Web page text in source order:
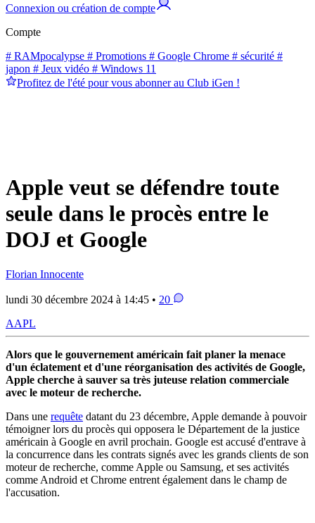
Connexion ou création de compte
Compte
# RAMpocalypse # Promotions # Google Chrome # sécurité #
japon # Jeux vidéo # Windows 11
Profitez de l'été pour vous abonner au Club iGen !
Apple veut se défendre toute
seule dans le procès entre le
DOJ et Google
Florian Innocente
lundi 30 décembre 2024 à 14:45 • 20
AAPL
Alors que le gouvernement américain fait planer la menace
d'un éclatement et d'une réorganisation des activités de Google,
Apple cherche à sauver sa très juteuse relation commerciale
avec le moteur de recherche.
Dans une requête datant du 23 décembre, Apple demande à pouvoir
témoigner lors du procès qui opposera le Département de la justice
américain à Google en avril prochain. Google est accusé d'entrave à
la concurrence dans les contrats signés avec les grands clients de son
moteur de recherche, comme Apple ou Samsung, et ses activités
comme Android et Chrome entrent également dans le champ de
l'accusation.